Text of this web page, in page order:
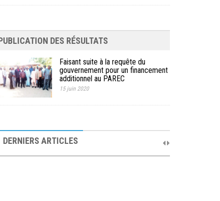
DES RÉSULTATS
Faisant suite à la requête du
gouvernement pour un financement
additionnel au PAREC
15 juin 2020
DERNIERS ARTICLES
19 septembre 2025